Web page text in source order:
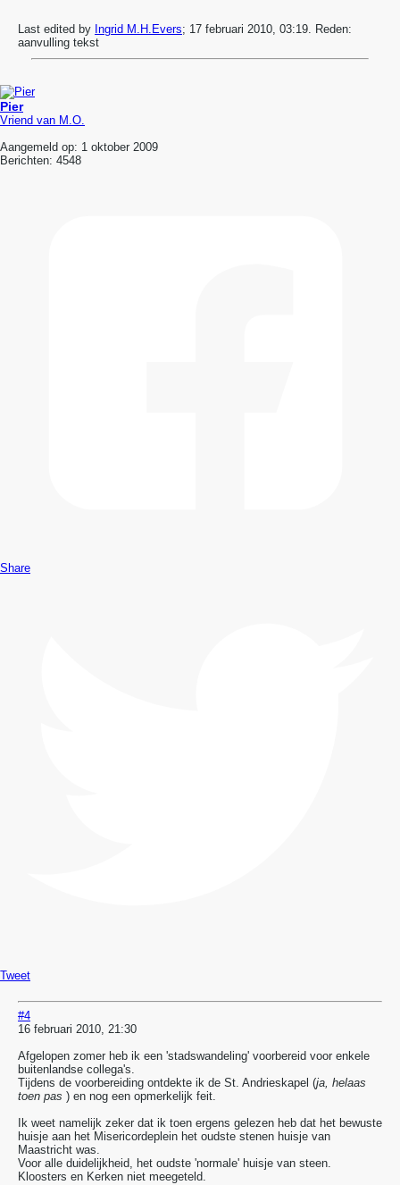
Last edited by Ingrid M.H.Evers; 17 februari 2010, 03:19. Reden:
aanvulling tekst
Pier
Vriend van M.O.
Aangemeld op: 1 oktober 2009
Berichten: 4548
Share
Tweet
#4
16 februari 2010, 21:30
Afgelopen zomer heb ik een 'stadswandeling' voorbereid voor enkele
buitenlandse collega's.
Tijdens de voorbereiding ontdekte ik de St. Andrieskapel (ja, helaas
toen pas ) en nog een opmerkelijk feit.
Ik weet namelijk zeker dat ik toen ergens gelezen heb dat het bewuste
huisje aan het Misericordeplein het oudste stenen huisje van
Maastricht was.
Voor alle duidelijkheid, het oudste 'normale' huisje van steen.
Kloosters en Kerken niet meegeteld.